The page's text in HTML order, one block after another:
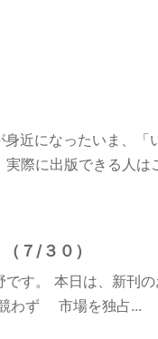
近になったいま、「
際に出版できる人は
７/３０）
す。 本日は、新刊の
わず 市場を独占...